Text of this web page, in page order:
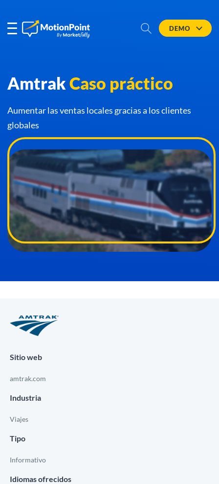
DEMO
AmtrakCaso práctico
Aumentar las ventas locales gracias a los clientes
globales
Sitio web
amtrak.com
Industria
Viajes
Tipo
Informativo
Idiomas ofrecidos